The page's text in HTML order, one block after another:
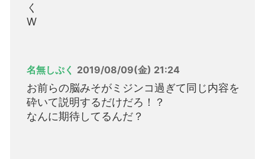
く
W
名無しぷく 2019/08/09(金) 21:24
お前らの脳みそがミジンコ過ぎて同じ内容を
砕いて説明するだけだろ！？
なんに期待してるんだ？